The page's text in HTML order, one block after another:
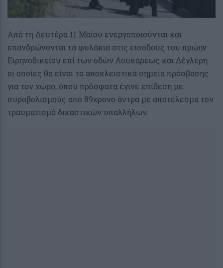
Από τη Δευτέρα 11 Μαίου ενεργοποιούνται και
επανδρώνονται τα φυλάκια στις εισόδους του πρώην
Ειρηνοδικείου επί των οδών Λουκάρεως και Δέγλερη
οι οποίες θα είναι τα αποκλειστικά σημεία πρόσβασης
για τον χώρο, όπου πρόσφατα έγινε επίθεση με
πυροβολισμούς από 89χρονο άντρα με αποτέλεσμα τον
τραυματισμό δικαστικών υπαλλήλων.